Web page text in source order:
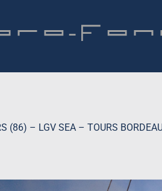
(86) – LGV SEA – TOURS